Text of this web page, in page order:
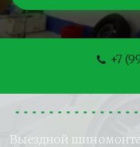
+7
Выездной